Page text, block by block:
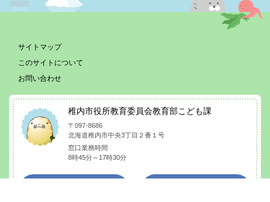
サイトマップ
このサイトについて
お問い合わせ
稚内市役所教育委員会教育部こども課
〒097-8686
北海道稚内市中央3丁目２番１号
窓口業務時間
8時45分～17時30分